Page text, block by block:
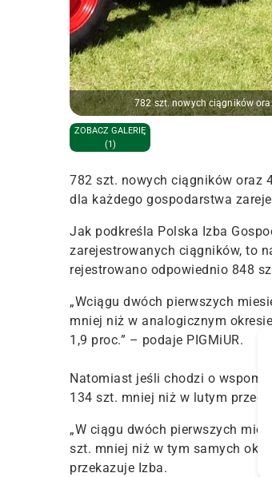
782 szt. nowych ciągników
ZOBACZ GALERIĘ
(1)
782 szt. nowych ciągników oraz
dla każdego gospodarstwa
Jak podkreśla Polska Izba
zarejestrowanych ciągników, to
rejestrowano odpowiednio 848
„Wciągu dwóch pierwszych
mniej niż w analogicznym
1,9 proc.” – podaje PIGMiUR.
Natomiast jeśli chodzi o
134 szt. mniej niż w lutym przed
„W ciągu dwóch pierwszych
szt. mniej niż w tym samych
przekazuje Izba.